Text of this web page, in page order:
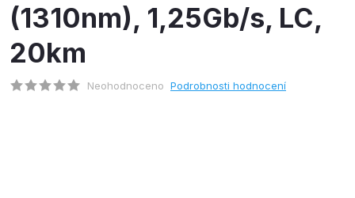
(1310nm), 1,25Gb/s, LC,
20km
Neohodnoceno Podrobnosti hodnocení